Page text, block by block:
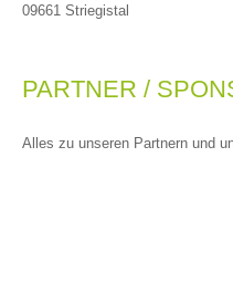
09661 Striegistal
PARTNER /
Alles zu unseren Partnern und